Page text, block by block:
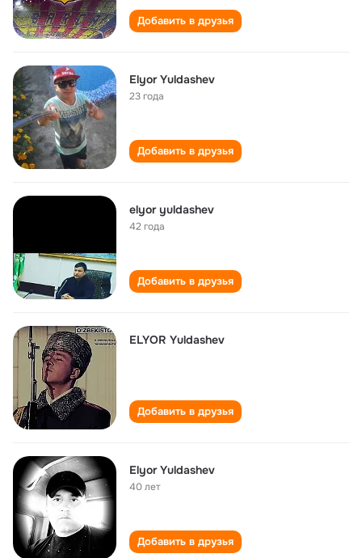
Добавить в друзья
Elyor Yuldashev
23 года
Добавить в друзья
elyor yuldashev
42 года
Добавить в друзья
ELYOR Yuldashev
Добавить в друзья
Elyor Yuldashev
40 лет
Добавить в друзья